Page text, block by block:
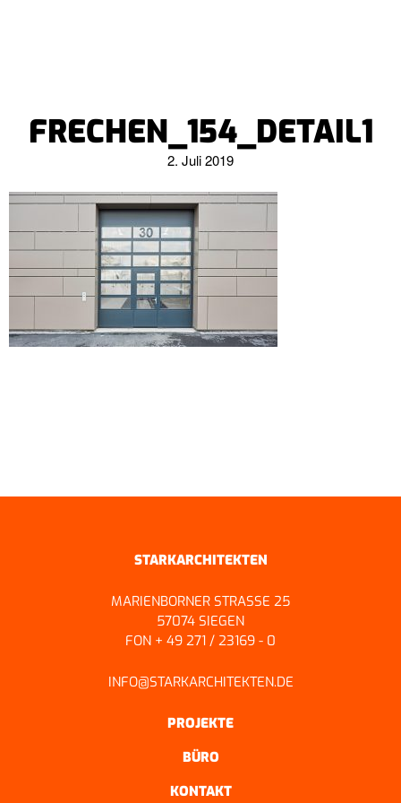
FRECHEN_154_DETAIL1
2. Juli 2019
STARKARCHITEKTEN
MARIENBORNER STRASSE 25
57074 SIEGEN
FON + 49 271 / 23169 - 0
INFO@STARKARCHITEKTEN.DE
PROJEKTE
BÜRO
KONTAKT